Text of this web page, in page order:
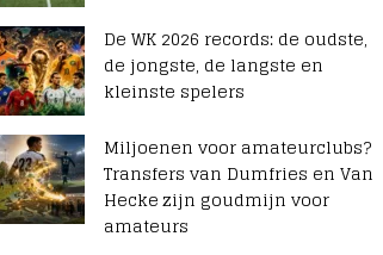
De WK 2026 records: de oudste,
de jongste, de langste en
kleinste spelers
Miljoenen voor amateurclubs?
Transfers van Dumfries en Van
Hecke zijn goudmijn voor
amateurs